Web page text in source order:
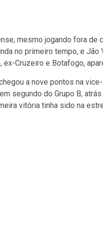
mesmo jogando fora de
no primeiro tempo, e Jão
ex-Cruzeiro e Botafogo,
a nove pontos na
segundo do Grupo B,
vitória tinha sido na